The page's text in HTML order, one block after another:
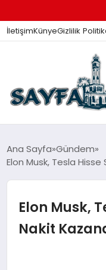
İletişimKünyeGizlilik
ANA SAYFA
İZMIR HABERLERI
Ana Sayfa Gündem
Elon Musk, Tesla
Elon Musk,
Nakit